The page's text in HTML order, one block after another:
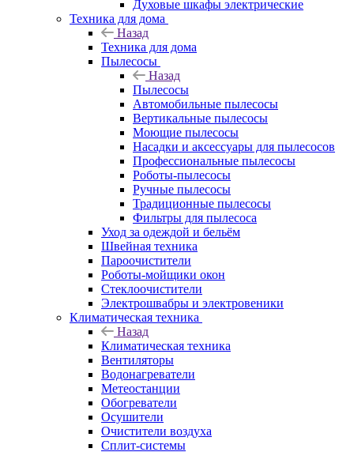
Духовые шкафы электрические
Техника для дома
Назад
Техника для дома
Пылесосы
Назад
Пылесосы
Автомобильные пылесосы
Вертикальные пылесосы
Моющие пылесосы
Насадки и аксессуары для пылесосов
Профессиональные пылесосы
Роботы-пылесосы
Ручные пылесосы
Традиционные пылесосы
Фильтры для пылесоса
Уход за одеждой и бельём
Швейная техника
Пароочистители
Роботы-мойщики окон
Стеклоочистители
Электрошвабры и электровеники
Климатическая техника
Назад
Климатическая техника
Вентиляторы
Водонагреватели
Метеостанции
Обогреватели
Осушители
Очистители воздуха
Сплит-системы